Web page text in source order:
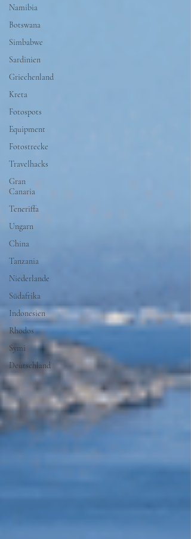
Namibia
Botswana
Simbabwe
Sardinien
Griechenland
Kreta
Fotospots
Equipment
Fotostrecke
Travelhacks
Gran
Canaria
Teneriffa
Ungarn
China
Tanzania
Niederlande
Südafrika
Indonesien
Rhodos
Symi
Deutschland